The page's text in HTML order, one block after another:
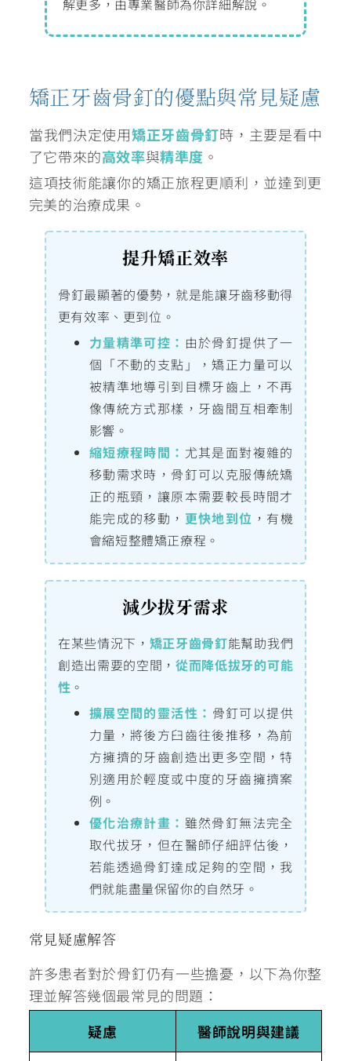
解更多，由專業醫師為你詳細解說。
矯正牙齒骨釘的優點與常見疑慮
當我們決定使用矯正牙齒骨釘時，主要是看中
了它帶來的高效率與精準度 。
這項技術能讓你的矯正旅程更順利，並達到更
完美的治療成果。
提升矯正效率
骨釘最顯著的優勢，就是能讓牙齒移動得
更有效率、更到位。
力量精準可控： 由於骨釘提供了一
個「不動的支點」，矯正力量可以
被精準地導引到目標牙齒上，不再
像傳統方式那樣，牙齒間互相牽制
影響。
縮短療程時間： 尤其是面對複雜的
移動需求時，骨釘可以克服傳統矯
正的瓶頸，讓原本需要較長時間才
能完成的移動， 更快地到位 ，有機
會縮短整體矯正療程。
減少拔牙需求
在某些情況下， 矯正牙齒骨釘能幫助我們
創造出需要的空間，從而降低拔牙的可能
性 。
擴展空間的靈活性： 骨釘可以提供
力量，將後方臼齒往後推移，為前
方擁擠的牙齒創造出更多空間，特
別適用於輕度或中度的牙齒擁擠案
例。
優化治療計畫： 雖然骨釘無法完全
取代拔牙，但在醫師仔細評估後，
若能透過骨釘達成足夠的空間，我
們就能盡量保留你的自然牙。
常見疑慮解答
許多患者對於骨釘仍有一些擔憂，以下為你整
理並解答幾個最常見的問題：
疑慮
醫師說明與建議